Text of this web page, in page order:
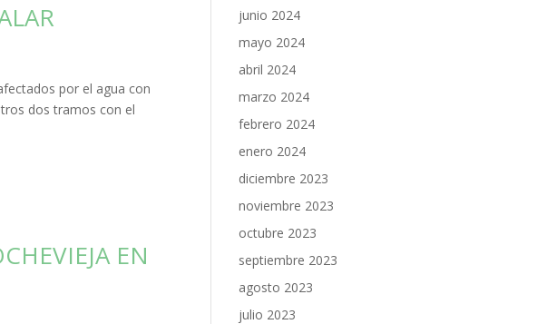
por el agua con
dos tramos con el
EN
junio 2024
mayo 2024
abril 2024
marzo 2024
febrero 2024
enero 2024
diciembre 2023
noviembre 2023
octubre 2023
septiembre 2023
agosto 2023
julio 2023